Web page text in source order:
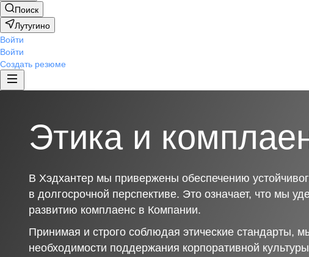
Поиск
Лутугино
Войти
Войти
Создать резюме
Этика и
В Хэдхантер мы привержены обеспечению
в долгосрочной перспективе. Это означает, что мы
развитию комплаенс в Компании.
Принимая и строго соблюдая этические стандарты,
необходимости поддержания корпоративной